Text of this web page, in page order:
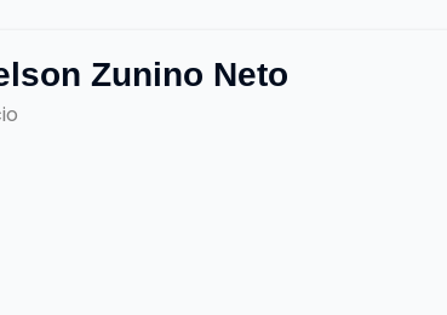
Zunino Neto